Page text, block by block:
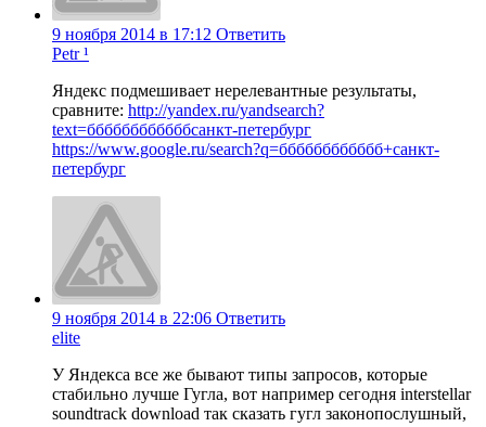
9 ноября 2014 в 17:12 Ответить
Petr ¹
Яндекс подмешивает нерелевантные результаты,
сравните: http://yandex.ru/yandsearch?
text=ббббббббббббсанкт-петербург
https://www.google.ru/search?q=бббббббббббб+санкт-
петербург
9 ноября 2014 в 22:06 Ответить
elite
У Яндекса все же бывают типы запросов, которые
стабильно лучше Гугла, вот например сегодня interstellar
soundtrack download так сказать гугл законопослушный,